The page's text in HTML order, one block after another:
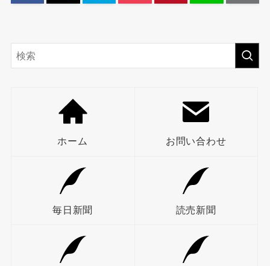
ホーム お問い合わせ
毎日新聞 読売新聞